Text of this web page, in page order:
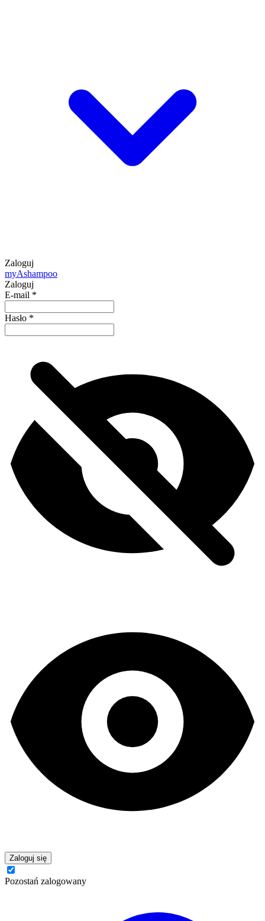
Zaloguj
myAshampoo
Zaloguj
E-mail *
Hasło *
Zaloguj się
Pozostań zalogowany